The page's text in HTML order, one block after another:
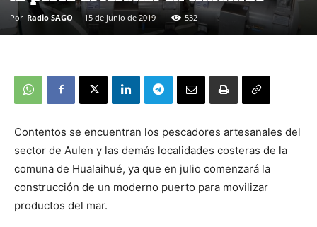
Por Radio SAGO - 15 de junio de 2019 532
Contentos se encuentran los pescadores artesanales del
sector de Aulen y las demás localidades costeras de la
comuna de Hualaihué, ya que en julio comenzará la
construcción de un moderno puerto para movilizar
productos del mar.